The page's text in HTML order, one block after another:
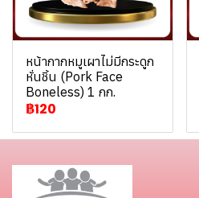
หน้ากากหมูเผาไม่มีกระดูก
หั่นชิ้น (Pork Face
Boneless) 1 กก.
฿120